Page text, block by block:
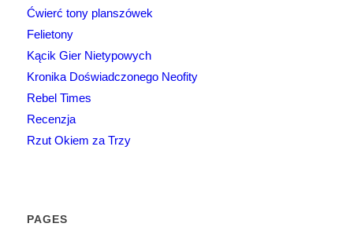
Ćwierć tony planszówek
Felietony
Kącik Gier Nietypowych
Kronika Doświadczonego Neofity
Rebel Times
Recenzja
Rzut Okiem za Trzy
PAGES